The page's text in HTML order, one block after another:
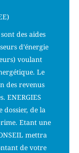
des aides
d’énergie
voulant
Le
des revenus
ENERGIES
dossier, de la
Etant une
mettra
de votre